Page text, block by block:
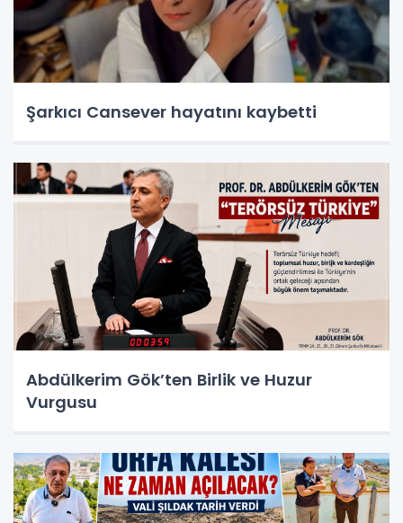
Şarkıcı Cansever hayatını kaybetti
Abdülkerim Gök’ten Birlik ve Huzur
Vurgusu